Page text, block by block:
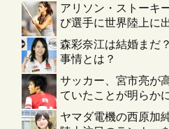
アリソン・ストーキ
び選手に世界陸上に
森彩奈江は結婚まだ
事情とは？
サッカー、宮市亮が
ていたことが明らか
ヤマダ電機の西原加